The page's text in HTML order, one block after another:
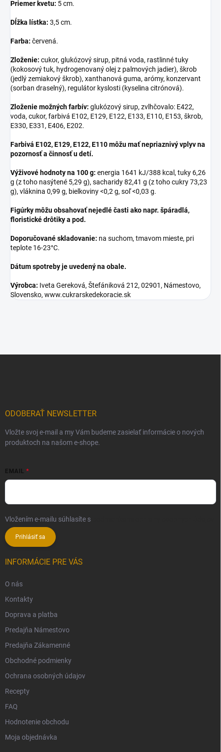
Priemer kvetu: 5 cm.
Dĺžka lístka: 3,5 cm.
Farba: červená.
Zloženie: cukor, glukózový sirup, pitná voda, rastlinné tuky
(kokosový tuk, hydrogenovaný olej z palmových jadier), škrob
(jedlý zemiakový škrob), xanthanová guma, arómy, konzervant
(sorban draselný), regulátor kyslosti (kyselina citrónová).
Zloženie možných farbív: glukózový sirup, zvlhčovalo: E422,
voda, cukor, farbivá E102, E129, E122, E133, E110, E153, škrob,
E330, E331, E406, E202.
Farbivá E102, E129, E122, E110 môžu mať nepriaznivý vplyv na
pozornosť a činnosť u detí.
Výživové hodnoty na 100 g: energia 1641 kJ/388 kcal, tuky 6,26
g (z toho nasýtené 5,29 g), sacharidy 82,41 g (z toho cukry 73,23
g), vláknina 0,99 g, bielkoviny <0,2 g, soľ <0,03 g.
Figúrky môžu obsahovať nejedlé časti ako napr. špáradlá,
floristické drôtiky a pod.
Doporučované skladovanie: na suchom, tmavom mieste, pri
teplote 16-23°C.
Dátum spotreby je uvedený na obale.
Výrobca: Iveta Gereková, Štefániková 212, 02901, Námestovo,
Slovensko, www.cukrarskedekoracie.sk
ODOBERAŤ NEWSLETTER
Vložte svoj e-mail a my Vám budeme zasielať informácie o nových
produktoch na našom e-shope.
EMAIL
Vložením e-mailu súhlasíte s
Prihlásiť sa
INFORMÁCIE PRE VÁS
O nás
Kontakty
Doprava a platba
Predajňa Námestovo
Predajňa Zákamenné
Obchodné podmienky
Ochrana osobných údajov
Recepty
FAQ
Hodnotenie obchodu
Moja objednávka